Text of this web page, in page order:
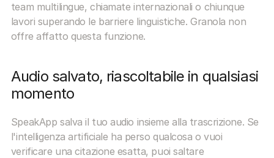
team multilingue, chiamate internazionali o chiunque
lavori superando le barriere linguistiche. Granola non
offre affatto questa funzione.
Audio salvato, riascoltabile in qualsiasi
momento
SpeakApp salva il tuo audio insieme alla trascrizione. Se
l'intelligenza artificiale ha perso qualcosa o vuoi
verificare una citazione esatta, puoi saltare